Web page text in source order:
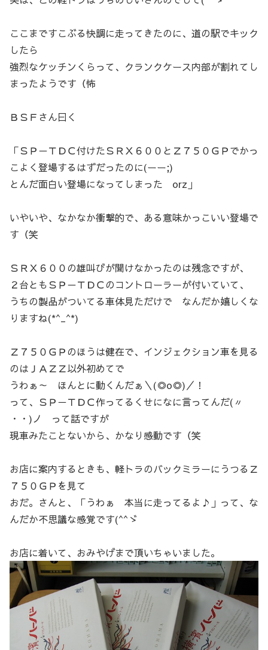
ここまですこぶる快調に走ってきたのに、道の駅でキック
したら
強烈なケッチンくらって、クランクケース内部が割れてし
まったようです（怖
ＢＳＦさん曰く
「ＳＰ－ＴＤＣ付けたＳＲＸ６００とＺ７５０ＧＰでかっ
こよく登場するはずだったのに(ーー;)
とんだ面白い登場になってしまった orz」
いやいや、なかなか衝撃的で、ある意味かっこいい登場で
す（笑
ＳＲＸ６００の雄叫びが聞けなかったのは残念ですが、
２台ともＳＰ－ＴＤＣのコントローラーが付いていて、
うちの製品がついてる車体見ただけで なんだか嬉しくな
りますね(*^_^*)
Ｚ７５０ＧＰのほうは健在で、インジェクション車を見る
のはＪＡＺＺ以外初めてで
うわぁ～ ほんとに動くんだぁ＼(◎o◎)／！
って、ＳＰ－ＴＤＣ作ってるくせになに言ってんだ(〃
・・)ノ って話ですが
現車みたことないから、かなり感動です（笑
お店に案内するときも、軽トラのバックミラーにうつるＺ
７５０ＧＰを見て
おだ。さんと、「うわぁ 本当に走ってるよ♪」って、な
んだか不思議な感覚です(^^ゞ
お店に着いて、おみやげまで頂いちゃいました。